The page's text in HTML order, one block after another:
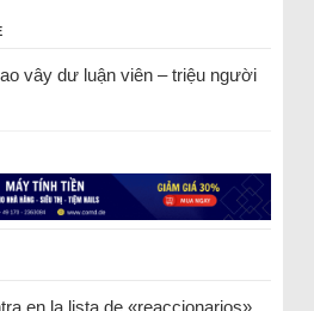
vây dư luận viên – triệu người
en la lista de «reaccionarios»